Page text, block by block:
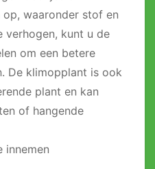
waaronder stof en
verhogen, kunt u de
om een ​​betere
De klimopplant is ook
plant en kan
of hangende
innemen